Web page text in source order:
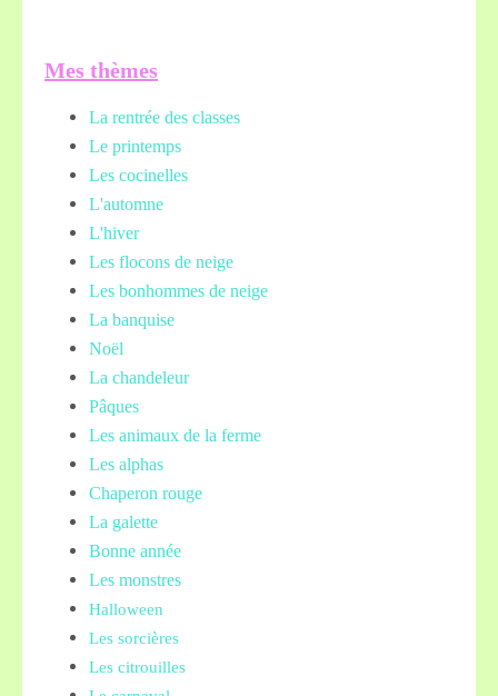
Mes thèmes
La rentrée des classes
Le printemps
Les cocinelles
L'automne
L'hiver
Les flocons de neige
Les bonhommes de neige
La banquise
Noël
La chandeleur
Pâques
Les animaux de la ferme
Les alphas
Chaperon rouge
La galette
Bonne année
Les monstres
Halloween
Les sorcières
Les citrouilles